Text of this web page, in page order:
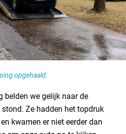
opgehaald.
belden we gelijk naar de
Ze hadden het topdruk
kwamen er niet eerder dan